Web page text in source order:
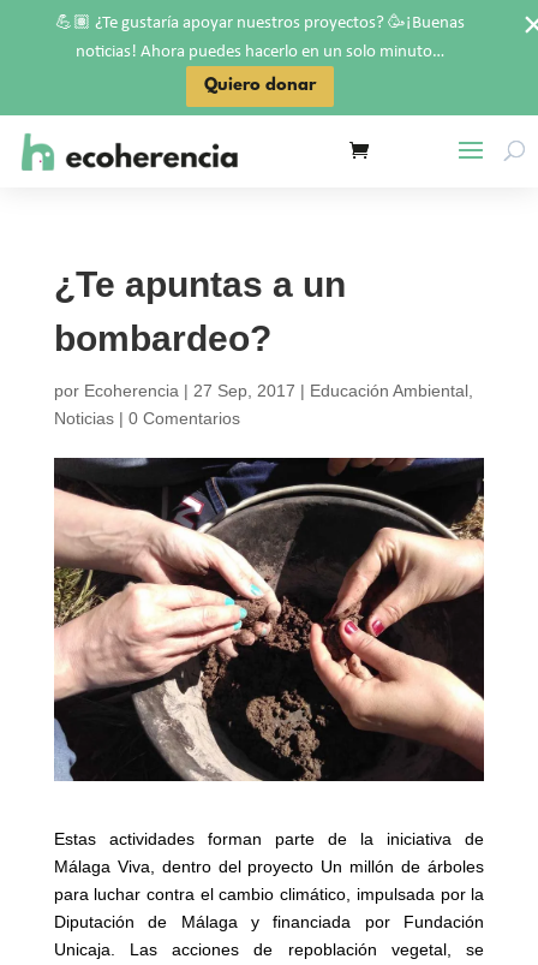
¿Te apuntas a un
bombardeo?
por Ecoherencia | 27 Sep, 2017 | Educación Ambiental,
Noticias| 0 Comentarios
Estas actividades forman parte de la iniciativa de
Málaga Viva, dentro del proyecto Un millón de árboles
para luchar contra el cambio climático, impulsada por la
Diputación de Málaga y financiada por Fundación
Unicaja. Las acciones de repoblación vegetal, se
💪🏽 ¿Te gustaría apoyar nuestros proyectos? 🥳¡Buenas
noticias! Ahora puedes hacerlo en un solo minuto…
Quiero donar